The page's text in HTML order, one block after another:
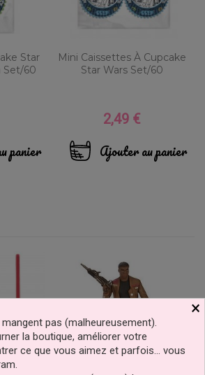
Star
Set/60
panier
Mini Caissettes À Cupcake
Star Wars Set/60
Prix
2,49 €
Ajouter au panier
×
pas (malheureusement).
la boutique, améliorer votre
ce que vous aimez et parfois… vous